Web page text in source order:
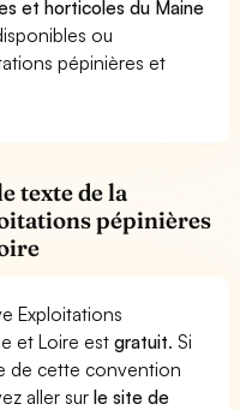
et horticoles du Maine
ou
pépinières et
texte de la
pépinières
Exploitations
et Loire estgratuit. Si
de cette convention
aller surle site de